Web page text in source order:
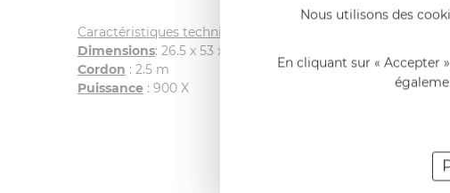
Caractéristiques techniques
Dimensions: 26.5 x 53 x 40 cm
Cordon : 2.5 m
Puissance : 900 X
Nous utilisons des
En cliquant sur « Accepter